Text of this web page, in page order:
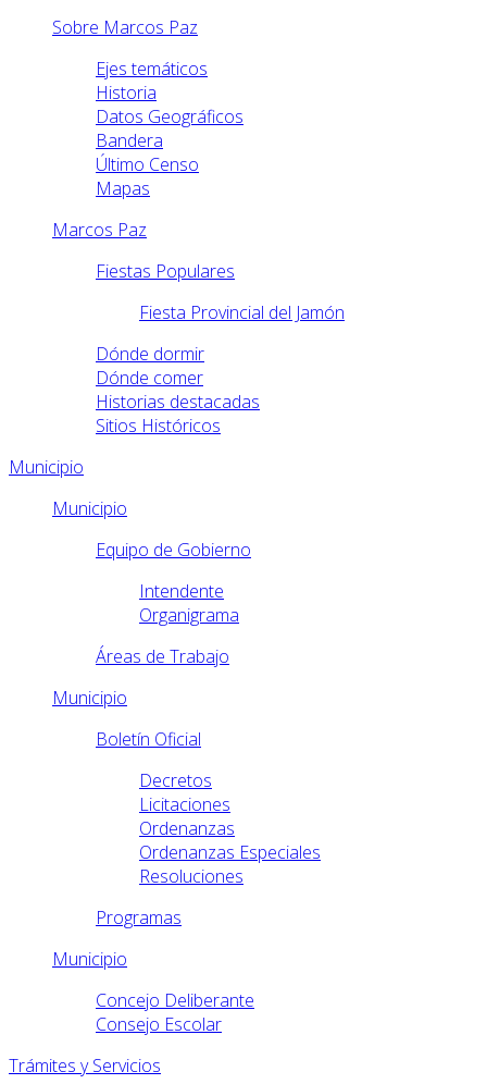
Sobre Marcos Paz
Ejes temáticos
Historia
Datos Geográficos
Bandera
Último Censo
Mapas
Marcos Paz
Fiestas Populares
Fiesta Provincial del Jamón
Dónde dormir
Dónde comer
Historias destacadas
Sitios Históricos
Municipio
Municipio
Equipo de Gobierno
Intendente
Organigrama
Áreas de Trabajo
Municipio
Boletín Oficial
Decretos
Licitaciones
Ordenanzas
Ordenanzas Especiales
Resoluciones
Programas
Municipio
Concejo Deliberante
Consejo Escolar
Trámites y Servicios